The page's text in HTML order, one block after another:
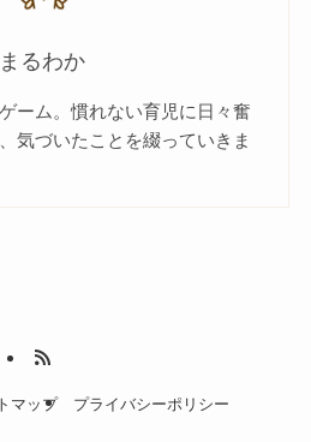
まるわか
ーム。慣れない育児に日々奮
気づいたことを綴っていきま
マップ プライバシーポリシー